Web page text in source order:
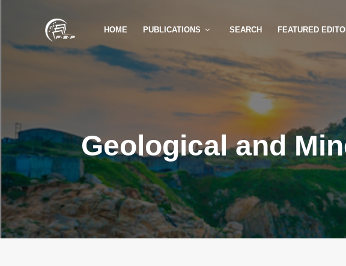
HOME PUBLICATIONS SEARCH FEATURED
Geological and